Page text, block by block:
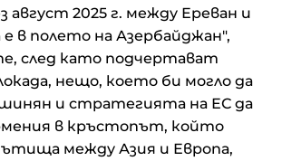
август 2025 г. между Ереван и
е в полето на Азербайджан",
след като подчертават
нещо, което би могло да
и стратегията на ЕС да
в кръстопът, който
между Азия и Европа,